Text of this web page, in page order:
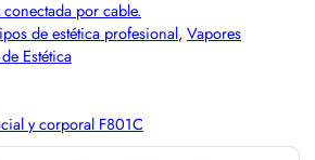
de estética profesional, Vapores
Estética
y corporal F801C